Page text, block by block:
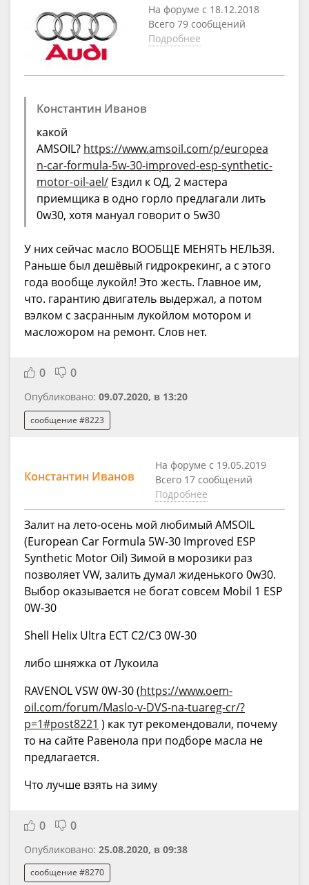
На форуме с 18.12.2018
Всего 79 сообщений
Подробнее
Константин Иванов
какой
AMSOIL? https://www.amsoil.com/p/europea
n-car-formula-5w-30-improved-esp-synthetic-
motor-oil-ael/ Ездил к ОД, 2 мастера
приемщика в одно горло предлагали лить
0w30, хотя мануал говорит о 5w30
У них сейчас масло ВООБЩЕ МЕНЯТЬ НЕЛЬЗЯ.
Раньше был дешёвый гидрокрекинг, а с этого
года вообще лукойл! Это жесть. Главное им,
что. гарантию двигатель выдержал, а потом
вэлком с засранным лукойлом мотором и
масложором на ремонт. Слов нет.
0 0
Опубликовано: 09.07.2020, в 13:20
сообщение #8223
Константин Иванов
На форуме с 19.05.2019
Всего 17 сообщений
Подробнее
Залит на лето-осень мой любимый AMSOIL
(European Car Formula 5W-30 Improved ESP
Synthetic Motor Oil) Зимой в морозики раз
позволяет VW, залить думал жиденького 0w30.
Выбор оказывается не богат совсем Mobil 1 ESP
0W-30
Shell Helix Ultra ECT C2/C3 0W-30
либо шняжка от Лукоила
RAVENOL VSW 0W-30 (https://www.oem-
oil.com/forum/Maslo-v-DVS-na-tuareg-cr/?
p=1#post8221 ) как тут рекомендовали, почему
то на сайте Равенола при подборе масла не
предлагается.
Что лучше взять на зиму
0 0
Опубликовано: 25.08.2020, в 09:38
сообщение #8270